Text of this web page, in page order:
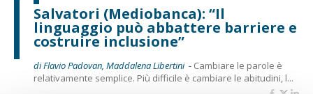
Salvatori (Mediobanca): “Il
linguaggio può abbattere barriere e
costruire inclusione”
di Flavio Padovan, Maddalena Libertini - Cambiare le parole è
relativamente semplice. Più difficile è cambiare le abitudini, l...